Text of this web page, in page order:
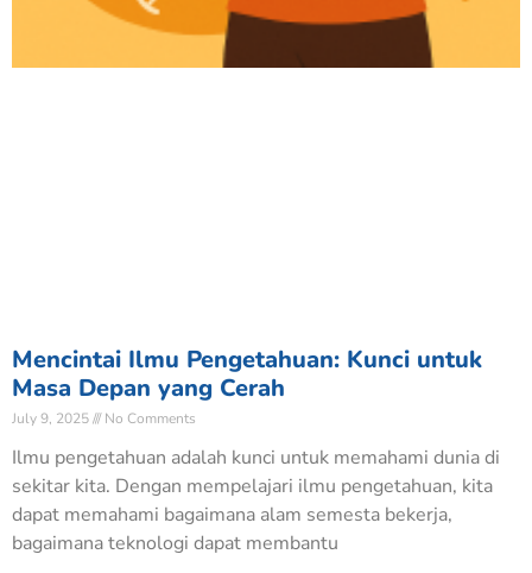
Mencintai Ilmu Pengetahuan: Kunci untuk
Masa Depan yang Cerah
July 9, 2025 No Comments
Ilmu pengetahuan adalah kunci untuk memahami dunia di
sekitar kita. Dengan mempelajari ilmu pengetahuan, kita
dapat memahami bagaimana alam semesta bekerja,
bagaimana teknologi dapat membantu